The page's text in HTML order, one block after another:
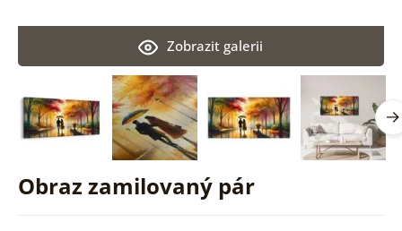
Obraz zamilovaný pár
Zobrazit galerii